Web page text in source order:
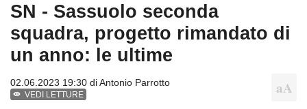
SN - Sassuolo seconda
squadra, progetto rimandato di
un anno: le ultime
02.06.2023 19:30 diAntonio Parrotto
VEDI LETTURE